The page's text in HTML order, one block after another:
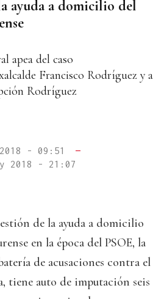
ayuda a domicilio del
apea del caso
Francisco Rodríguez y a
Rodríguez
- 09:51
—
2018 - 21:07
de la ayuda a domicilio
en la época del PSOE, la
de acusaciones contra el
tiene auto de imputación seis